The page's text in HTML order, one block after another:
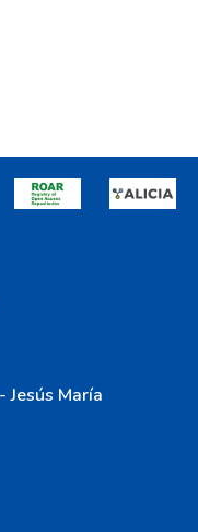
Jesús María